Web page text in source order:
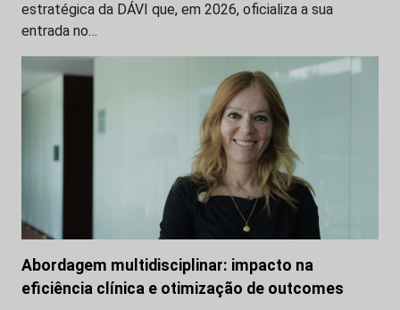
estratégica da DÁVI que, em 2026, oficializa a sua
entrada no…
Abordagem multidisciplinar: impacto na
eficiência clínica e otimização de outcomes